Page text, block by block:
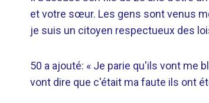
et votre sœur. Les gens sont venus
je suis un citoyen respectueux des
50 a ajouté: « Je parie qu'ils vont me
vont dire que c'était ma faute ils ont